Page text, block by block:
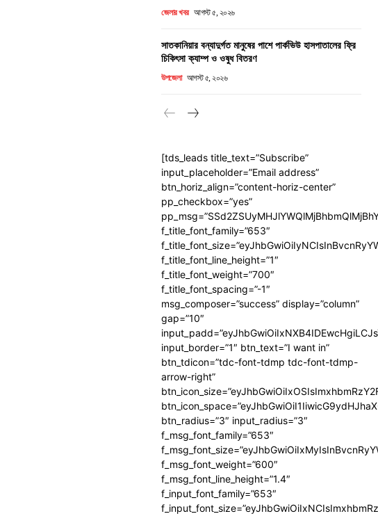
জেলার খবর আগস্ট ৫, ২০২৬
সাতকানিয়ার বন্যাদুর্গত মানুষের পাশে পার্কভিউ হাসপাতালের ফ্রি
চিকিৎসা ক্যাম্প ও ওষুধ বিতরণ
উপজেলা আগস্ট ৫, ২০২৬
[tds_leads title_text=”Subscribe”
input_placeholder=”Email address”
btn_horiz_align=”content-horiz-center”
pp_checkbox=”yes”
f_title_font_family=”653″
f_title_font_line_height=”1″
f_title_font_weight=”700″
f_title_font_spacing=”-1″
msg_composer=”success” display=”column”
gap=”10″
input_border=”1″ btn_text=”I want in”
btn_tdicon=”tdc-font-tdmp tdc-font-tdmp-
arrow-right”
btn_radius=”3″ input_radius=”3″
f_msg_font_family=”653″
f_msg_font_weight=”600″
f_msg_font_line_height=”1.4″
f_input_font_family=”653″